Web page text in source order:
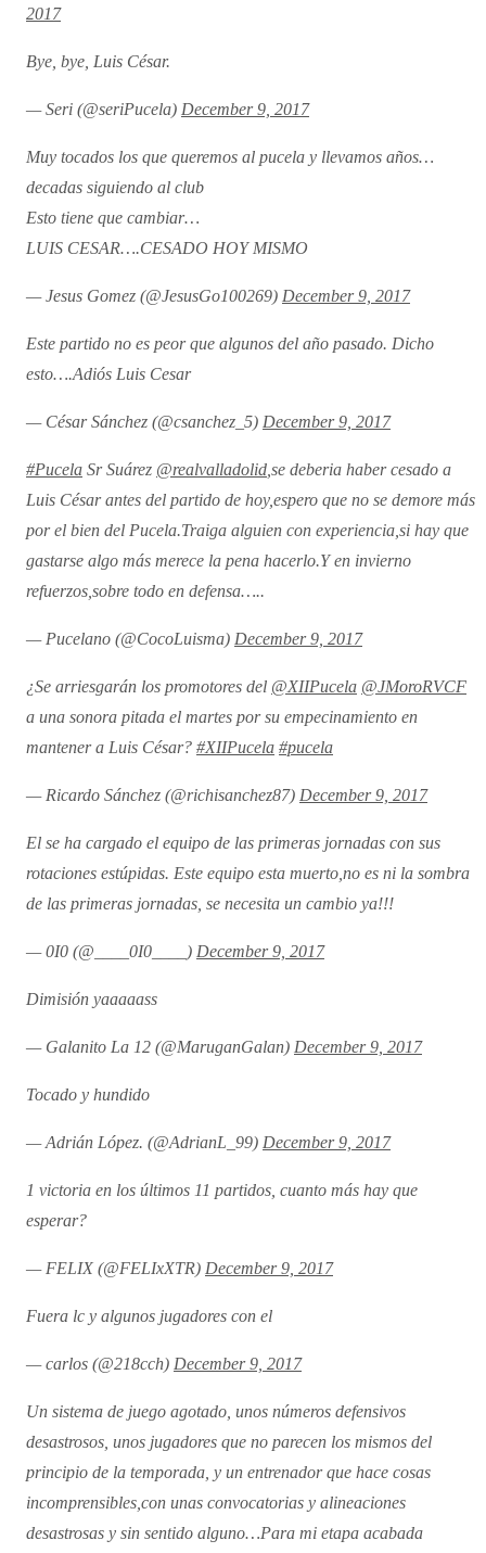
2017
Bye, bye, Luis César.
— Seri (@seriPucela) December 9, 2017
Muy tocados los que queremos al pucela y llevamos años…
decadas siguiendo al club
Esto tiene que cambiar…
LUIS CESAR….CESADO HOY MISMO
— Jesus Gomez (@JesusGo100269) December 9, 2017
Este partido no es peor que algunos del año pasado. Dicho
esto….Adiós Luis Cesar
— César Sánchez (@csanchez_5) December 9, 2017
#Pucela Sr Suárez @realvalladolid ,se deberia haber cesado a
Luis César antes del partido de hoy,espero que no se demore más
por el bien del Pucela.Traiga alguien con experiencia,si hay que
gastarse algo más merece la pena hacerlo.Y en invierno
refuerzos,sobre todo en defensa…..
— Pucelano (@CocoLuisma) December 9, 2017
¿Se arriesgarán los promotores del @XIIPucela @JMoroRVCF
a una sonora pitada el martes por su empecinamiento en
mantener a Luis César? #XIIPucela #pucela
— Ricardo Sánchez (@richisanchez87) December 9, 2017
El se ha cargado el equipo de las primeras jornadas con sus
rotaciones estúpidas. Este equipo esta muerto,no es ni la sombra
de las primeras jornadas, se necesita un cambio ya!!!
— 0I0 (@____0I0____) December 9, 2017
Dimisión yaaaaass
— Galanito La 12 (@MaruganGalan) December 9, 2017
Tocado y hundido
— Adrián López. (@AdrianL_99) December 9, 2017
1 victoria en los últimos 11 partidos, cuanto más hay que
esperar?
— FELIX (@FELIxXTR) December 9, 2017
Fuera lc y algunos jugadores con el
— carlos (@218cch) December 9, 2017
Un sistema de juego agotado, unos números defensivos
desastrosos, unos jugadores que no parecen los mismos del
principio de la temporada, y un entrenador que hace cosas
incomprensibles,con unas convocatorias y alineaciones
desastrosas y sin sentido alguno…Para mi etapa acabada